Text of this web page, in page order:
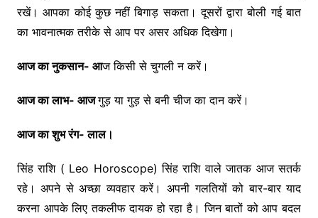
रखें। आपका कोई कुछ नहीं बिगाड़ सकता। दूसरों द्वारा बोली गई बात
का भावनात्मक तरीके से आप पर असर अधिक दिखेगा।
आज का नुकसान- आज किसी से चुगली न करें।
आज का लाभ- आजगुड़ या गुड़ से बनी चीज का दान करें।
आज का शुभ रंग- लाल।
सिंह राशि ( Leo Horoscope) सिंह राशि वाले जातक आज सतर्क
रहे। अपने से अच्छा व्यवहार करें। अपनी गलतियों को बार-बार याद
करना आपके लिए तकलीफ दायक हो रहा है। जिन बातों को आप बदल